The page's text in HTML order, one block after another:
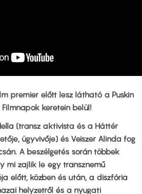
premier előtt lesz látható a Puskin
keretein belül!
(transz aktivista és a Háttér
ügyvivője) és Veiszer Alinda fog
A beszélgetés során többek
mi zajlik le egy transznemű
előtt, közben és után, a diszfória
helyzetről és a nyugati